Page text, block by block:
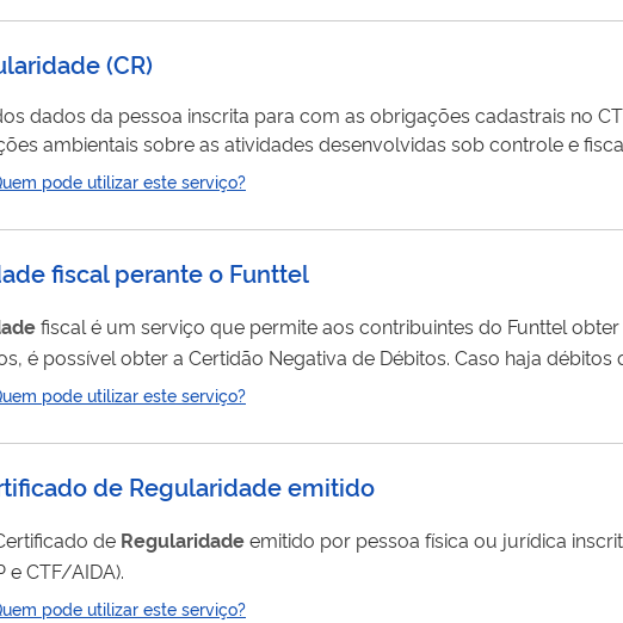
(CR)
dados da pessoa inscrita para com as obrigações cadastrais no
ambientais sobre as atividades desenvolvidas sob controle e
pode utilizar este serviço?
fiscal perante o Funttel
fiscal é um serviço que permite aos contribuintes do Funttel
é possível obter a Certidão Positiva de Débitos com Efeitos de Negativa. Após o
pedido, a certidão é enviada por email. Esse...
pode utilizar este serviço?
de Regularidade emitido
de Regularidadeemitido por pessoa física ou jurídica
e CTF/AIDA).
pode utilizar este serviço?